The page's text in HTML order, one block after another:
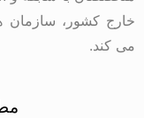
سازمان ها را در
مطالب و